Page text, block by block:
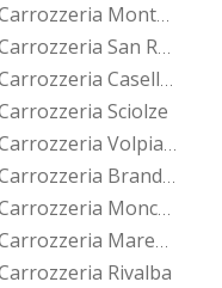
Costi Nanotecnologia Carrozzeria Montaldo Torinese
Costi Nanotecnologia Carrozzeria San Raffaele Cimena
Costi Nanotecnologia Carrozzeria Caselle Torinese
Sciolze
Costi Nanotecnologia Carrozzeria Volpiano
Costi Nanotecnologia Carrozzeria Brandizzo
Costi Nanotecnologia Carrozzeria Moncalieri
Costi Nanotecnologia Carrozzeria Marentino
Rivalba